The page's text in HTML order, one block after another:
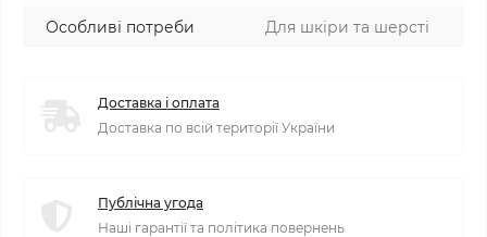
Особливі потреби
Для шкіри та шерсті
Доставка і оплата
Доставка по всій території України
Публічна угода
Наші гарантії та політика повернень